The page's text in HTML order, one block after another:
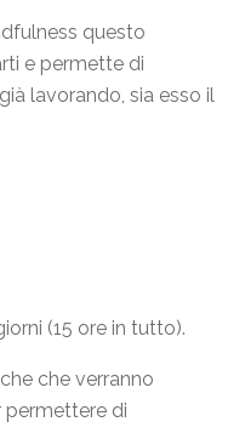
questo
e permette di
lavorando, sia esso il
(15 ore in tutto).
che verranno
di